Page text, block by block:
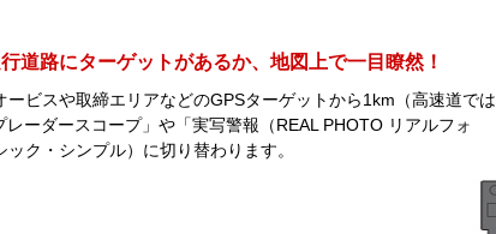
道路にターゲットがあるか、地図上で一目瞭然！
ビスや取締エリアなどのGPSターゲットから1km（高速道では
ーダースコープ」や「実写警報（REAL PHOTO リアルフォ
ク・シンプル）に切り替わります。